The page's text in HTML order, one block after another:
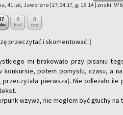
41 lat, Ja­worz­no | 27.04.17, g. 13:14 | znaki:
0
kol
0
czy
prze­czy­tać i sko­men­to­wać :)
mi bra­ko­wa­ło przy pi­sa­niu
kon­kur­sie, potem po­my­słu, czasu, a
prze­czy­ta­ła pierw­sza). Nie od­le­ża­ło
wzywa, nie mo­głem być głu­chy na